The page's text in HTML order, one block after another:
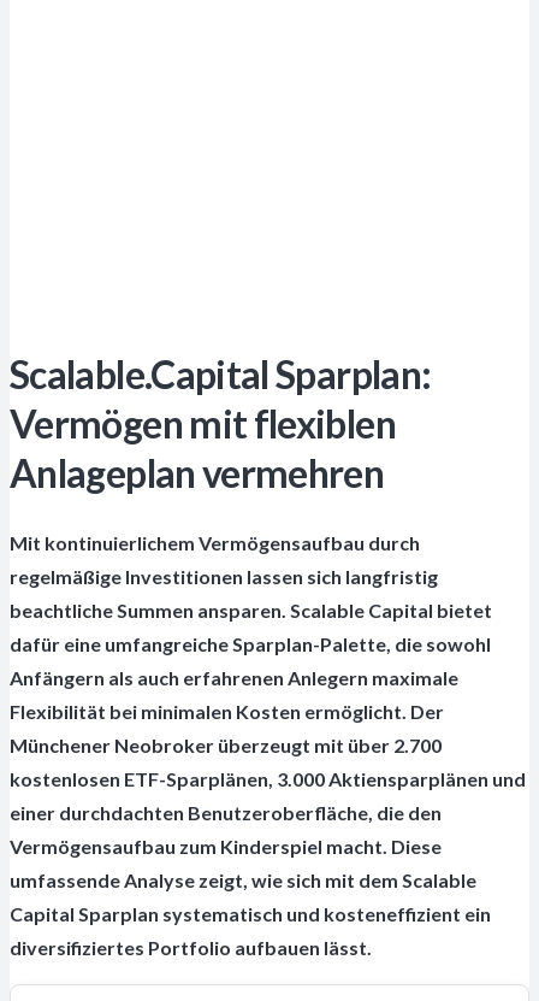
Scalable.Capital Sparplan:
Vermögen mit flexiblen
Anlageplan vermehren
Mit kontinuierlichem Vermögensaufbau durch
regelmäßige Investitionen lassen sich langfristig
beachtliche Summen ansparen. Scalable Capital bietet
dafür eine umfangreiche Sparplan-Palette, die sowohl
Anfängern als auch erfahrenen Anlegern maximale
Flexibilität bei minimalen Kosten ermöglicht. Der
Münchener Neobroker überzeugt mit über 2.700
kostenlosen ETF-Sparplänen, 3.000 Aktiensparplänen und
einer durchdachten Benutzeroberfläche, die den
Vermögensaufbau zum Kinderspiel macht. Diese
umfassende Analyse zeigt, wie sich mit dem Scalable
Capital Sparplan systematisch und kosteneffizient ein
diversifiziertes Portfolio aufbauen lässt.